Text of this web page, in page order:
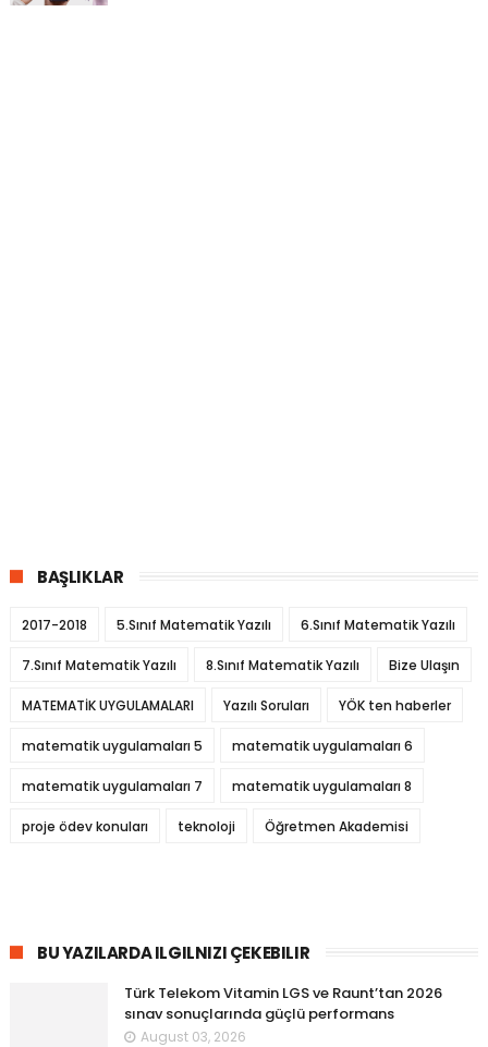
BAŞLIKLAR
2017-2018 5.Sınıf Matematik Yazılı 6.Sınıf Matematik Yazılı
7.Sınıf Matematik Yazılı 8.Sınıf Matematik Yazılı Bize Ulaşın
MATEMATİK UYGULAMALARI Yazılı Soruları YÖK ten haberler
matematik uygulamaları 5 matematik uygulamaları 6
matematik uygulamaları 7 matematik uygulamaları 8
proje ödev konuları teknoloji Öğretmen Akademisi
BU YAZILARDA ILGILNIZI ÇEKEBILIR
Türk Telekom Vitamin LGS ve Raunt’tan 2026
sınav sonuçlarında güçlü performans
August 03, 2026